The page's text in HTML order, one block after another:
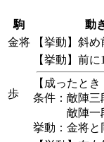
駒
動
金将
【挙動】斜
歩
【挙動】前
【成ったとき
条件：敵陣三
敵陣一段
挙動：金将と